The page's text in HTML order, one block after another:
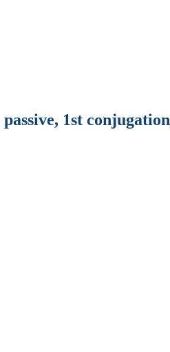
passive, 1st conjugation